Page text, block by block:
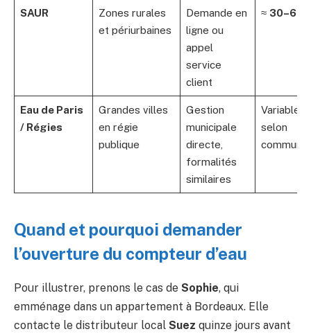
SAUR
Zones rurales
et périurbaines
Demande en
ligne ou
appel
service
client
≈ 30–60 €
Eau de Paris
/ Régies
Grandes villes
en régie
publique
Gestion
municipale
directe,
formalités
similaires
Variable
selon
commune
Quand et pourquoi demander
l’ouverture du compteur d’eau
Pour illustrer, prenons le cas de Sophie, qui
emménage dans un appartement à Bordeaux. Elle
contacte le distributeur local Suez quinze jours avant